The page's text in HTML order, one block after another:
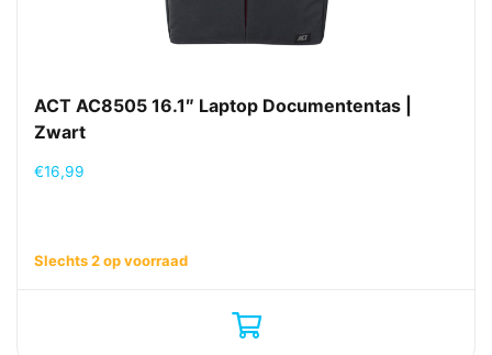
ACT AC8505 16.1″ Laptop Documententas |
Zwart
€16,99
Slechts 2 op voorraad